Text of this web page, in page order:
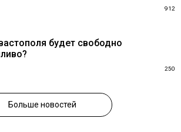
912
будет свободно
250
Больше новостей